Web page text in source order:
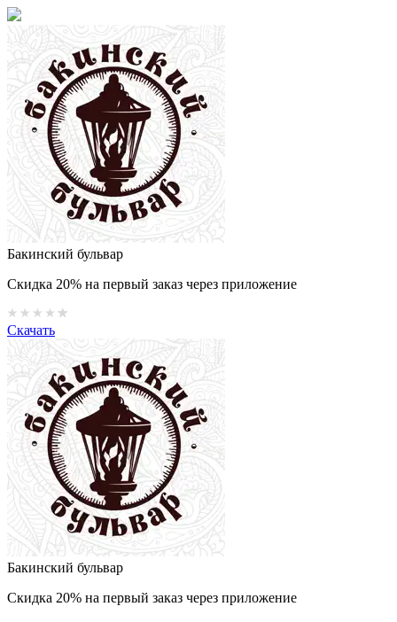
Бакинский бульвар
Скидка 20% на первый заказ через приложение
Скачать
Бакинский бульвар
Скидка 20% на первый заказ через приложение